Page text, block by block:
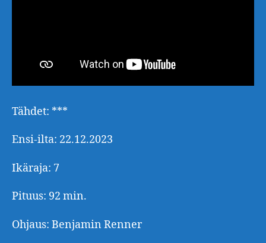
Tähdet: ***
Ensi-ilta: 22.12.2023
Ikäraja: 7
Pituus: 92 min.
Ohjaus: Benjamin Renner